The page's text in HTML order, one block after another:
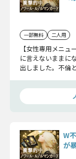
一部無料 二人用
【女性専用メニ
に言えないままに
出しました。不倫
W
が